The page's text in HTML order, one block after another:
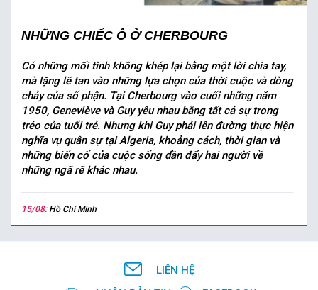
NHỮNG CHIẾC Ô Ở CHERBOURG
Có những mối tình không khép lại bằng một lời chia tay,
mà lặng lẽ tan vào những lựa chọn của thời cuộc và dòng
chảy của số phận. Tại Cherbourg vào cuối những năm
1950, Geneviève và Guy yêu nhau bằng tất cả sự trong
trẻo của tuổi trẻ. Nhưng khi Guy phải lên đường thực hiện
nghĩa vụ quân sự tại Algeria, khoảng cách, thời gian và
những biến cố của cuộc sống dần đẩy hai người về
những ngã rẽ khác nhau.
15/08: Hồ Chí Minh
LIÊN HỆ